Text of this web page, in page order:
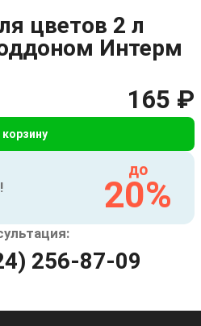
цветов 2 л
Интерм
165 ₽
корзину
до
20%
256-87-09